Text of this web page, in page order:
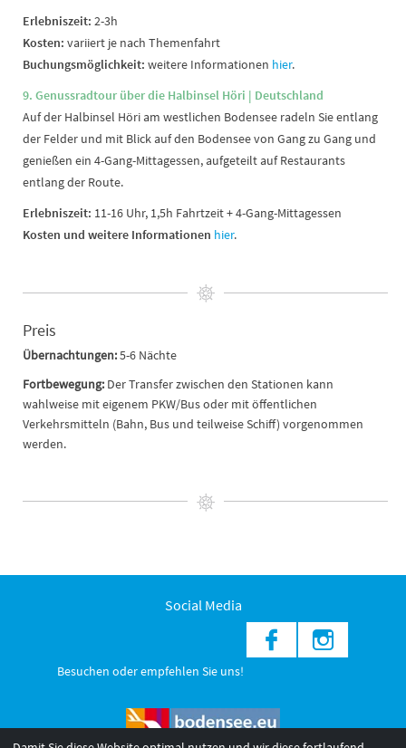
Erlebniszeit: 2-3h
Kosten: variiert je nach Themenfahrt
Buchungsmöglichkeit: weitere Informationen hier.
9. Genussradtour über die Halbinsel Höri | Deutschland
Auf der Halbinsel Höri am westlichen Bodensee radeln Sie entlang
der Felder und mit Blick auf den Bodensee von Gang zu Gang und
genießen ein 4-Gang-Mittagessen, aufgeteilt auf Restaurants
entlang der Route.
Erlebniszeit: 11-16 Uhr, 1,5h Fahrtzeit + 4-Gang-Mittagessen
Kosten und weitere Informationen hier.
Preis
Übernachtungen:5-6 Nächte
Fortbewegung: Der Transfer zwischen den Stationen kann
wahlweise mit eigenem PKW/Bus oder mit öffentlichen
Verkehrsmitteln (Bahn, Bus und teilweise Schiff) vorgenommen
werden.
Social Media
Besuchen oder empfehlen Sie uns!